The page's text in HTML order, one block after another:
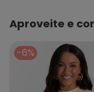
Aproveite e
-6%